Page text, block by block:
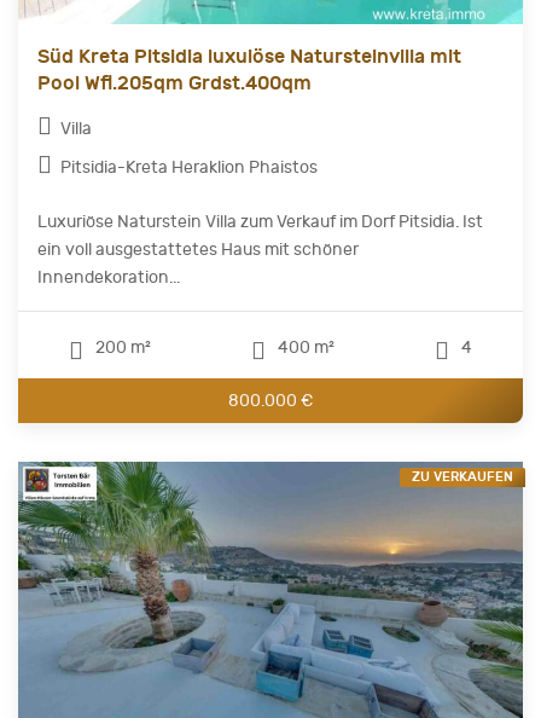
Süd Kreta Pitsidia luxuiöse Natursteinvilla mit
Pool Wfl.205qm Grdst.400qm
Villa
Pitsidia-Kreta Heraklion Phaistos
Luxuriöse Naturstein Villa zum Verkauf im Dorf Pitsidia. Ist
ein voll ausgestattetes Haus mit schöner
Innendekoration...
200 m² 400 m² 4
800.000 €
ZU VERKAUFEN